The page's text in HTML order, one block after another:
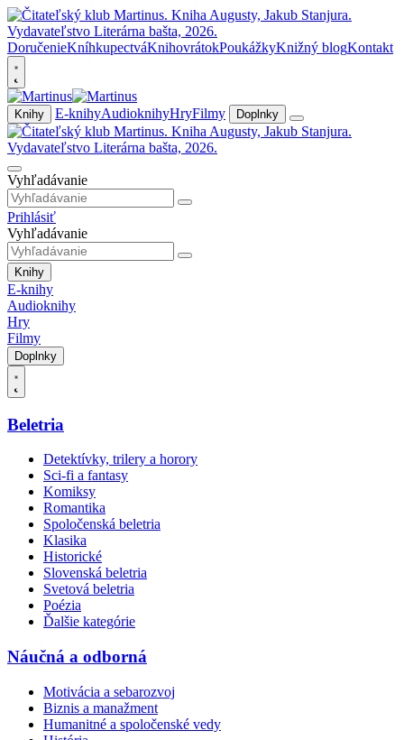
DoručenieKníhkupectváKnihovrátokPoukážkyKnižný blogKontakt
Knihy E-knihyAudioknihyHryFilmy Doplnky
Vyhľadávanie
Prihlásiť
Vyhľadávanie
Knihy
E-knihy
Audioknihy
Hry
Filmy
Doplnky
Beletria
Detektívky, trilery a horory
Sci-fi a fantasy
Komiksy
Romantika
Spoločenská beletria
Klasika
Historické
Slovenská beletria
Svetová beletria
Poézia
Ďalšie kategórie
Náučná a odborná
Motivácia a sebarozvoj
Biznis a manažment
Humanitné a spoločenské vedy